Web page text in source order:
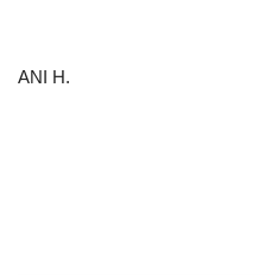
ANI H.